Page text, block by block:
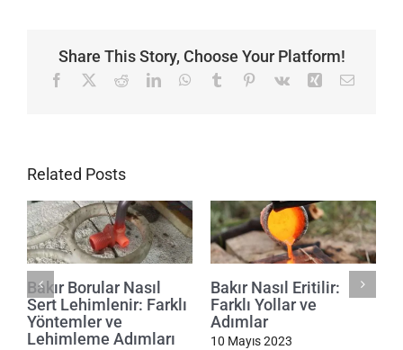
Share This Story, Choose Your Platform!
Facebook RedditLinkedInWhatsApp
Tumblr Pinterest
Vk Xing Email
Related Posts
Bakır Borular Nasıl
Sert Lehimlenir: Farklı
Yöntemler ve
Lehimleme Adımları
Bakır Nasıl Eritilir:
Farklı Yollar ve
Adımlar
10 Mayıs 2023